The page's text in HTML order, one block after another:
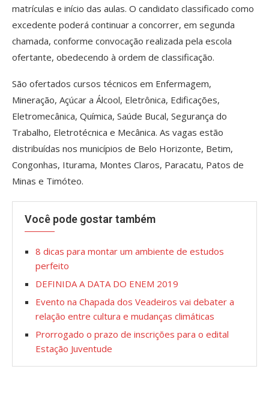
matrículas e início das aulas. O candidato classificado como
excedente poderá continuar a concorrer, em segunda
chamada, conforme convocação realizada pela escola
ofertante, obedecendo à ordem de classificação.
São ofertados cursos técnicos em Enfermagem,
Mineração, Açúcar a Álcool, Eletrônica, Edificações,
Eletromecânica, Química, Saúde Bucal, Segurança do
Trabalho, Eletrotécnica e Mecânica. As vagas estão
distribuídas nos municípios de Belo Horizonte, Betim,
Congonhas, Iturama, Montes Claros, Paracatu, Patos de
Minas e Timóteo.
Você pode gostar também
8 dicas para montar um ambiente de estudos
perfeito
DEFINIDA A DATA DO ENEM 2019
Evento na Chapada dos Veadeiros vai debater a
relação entre cultura e mudanças climáticas
Prorrogado o prazo de inscrições para o edital
Estação Juventude